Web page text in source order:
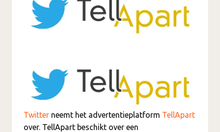
Twitter neemt het advertentieplatform TellApart
over. TellApart beschikt over een